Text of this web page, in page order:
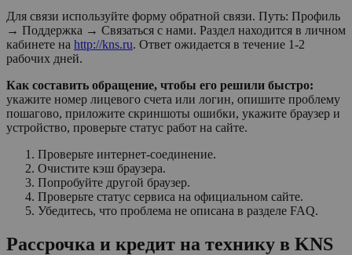
Для связи используйте форму обратной связи. Путь: Профиль
→ Поддержка → Связаться с нами. Раздел находится в личном
кабинете на http://kns.ru. Ответ ожидается в течение 1-2
рабочих дней.
Как составить обращение, чтобы его решили быстро:
укажите номер лицевого счета или логин, опишите проблему
пошагово, приложите скриншоты ошибки, укажите браузер и
устройство, проверьте статус работ на сайте.
Проверьте интернет-соединение.
Очистите кэш браузера.
Попробуйте другой браузер.
Проверьте статус сервиса на официальном сайте.
Убедитесь, что проблема не описана в разделе FAQ.
Рассрочка и кредит на технику в KNS